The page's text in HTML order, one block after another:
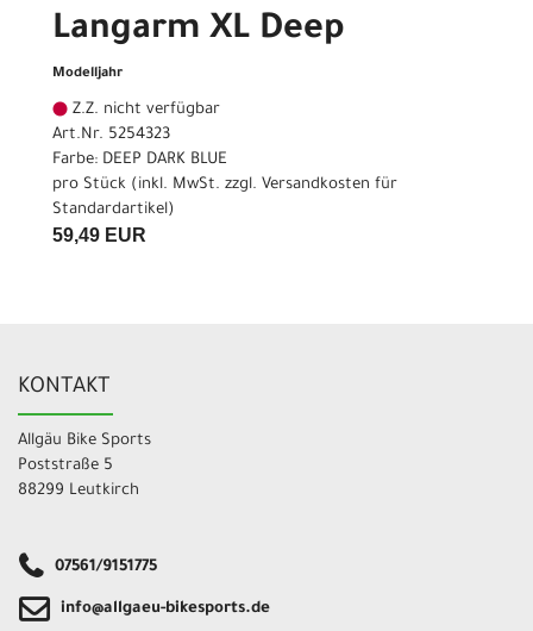
Langarm XL Deep
Modelljahr
Z.Z. nicht verfügbar
Art.Nr. 5254323
Farbe: DEEP DARK BLUE
pro Stück (inkl. MwSt. zzgl. Versandkosten für
Standardartikel)
59,49 EUR
KONTAKT
Allgäu Bike Sports
Poststraße 5
88299 Leutkirch
07561/9151775
info@allgaeu-bikesports.de